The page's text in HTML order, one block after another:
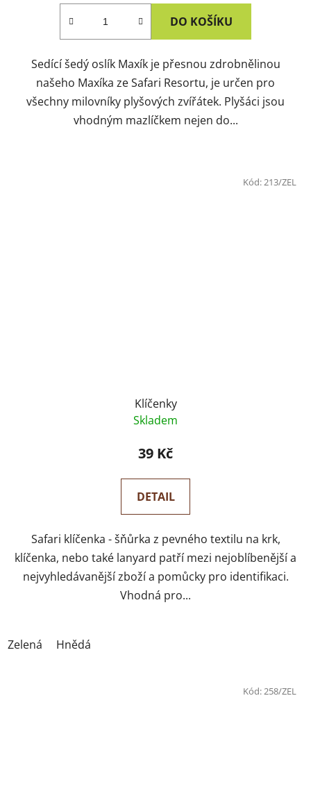
DO KOŠÍKU
Sedící šedý oslík Maxík je přesnou zdrobnělinou
našeho Maxíka ze Safari Resortu, je určen pro
všechny milovníky plyšových zvířátek. Plyšáci jsou
vhodným mazlíčkem nejen do...
Klíčenky
Skladem
39 Kč
DETAIL
Safari klíčenka - šňůrka z pevného textilu na krk,
klíčenka, nebo také lanyard patří mezi nejoblíbenější a
nejvyhledávanější zboží a pomůcky pro identifikaci.
Vhodná pro...
Zelená Hnědá
Kód: 213/ZEL
Kód: 258/ZEL